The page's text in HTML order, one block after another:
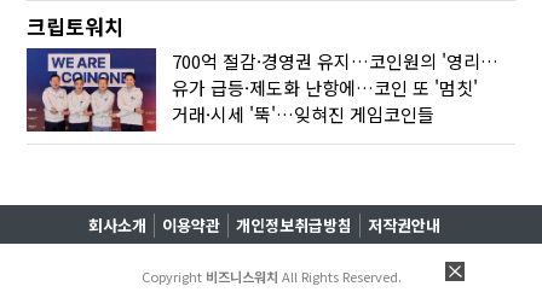
크립토워치
700억 절감·경영권 유지…코인원의 '영리한 딜'
유가 급등·제도화 난항에…코인 또 '멈칫'
거래·시세 '뚝'…잊혀진 게임코인들
회사소개 이용약관 개인정보취급방침 저작권안내
Copyright 비즈니스워치 All Rights Reserved.